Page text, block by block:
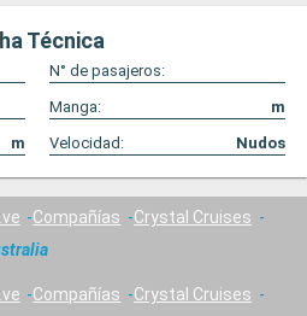
Técnica
N° de pasajeros:
Manga:
m
m Velocidad: Nudos
Compañías
Crystal Cruises
Compañías
Crystal Cruises